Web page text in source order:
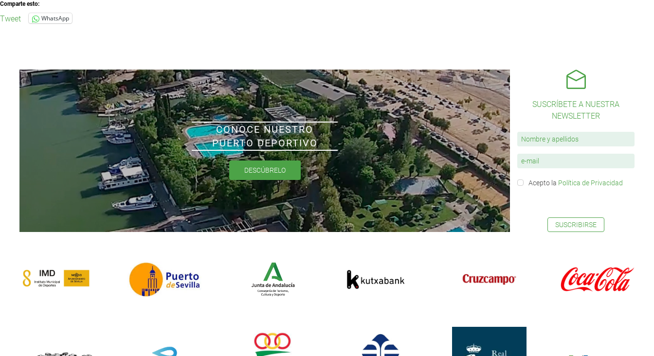
Comparte esto:
Tweet WhatsApp
CONOCE NUESTRO
PUERTO DEPORTIVO
DESCÚBRELO
SUSCRÍBETE A NUESTRA
NEWSLETTER
Acepto la Política de Privacidad
SUSCRIBIRSE